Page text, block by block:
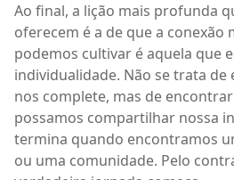
Ao final, a lição mais profunda
oferecem é a de que a conexão
podemos cultivar é aquela que
individualidade. Não se trata
nos complete, mas de
possamos compartilhar nossa
termina quando encontramos
ou uma comunidade. Pelo